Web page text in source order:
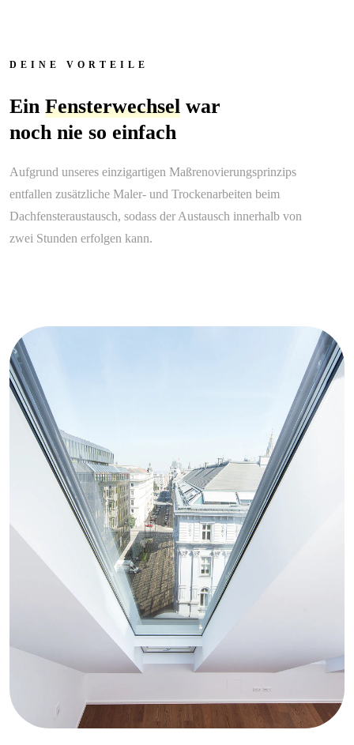
DEINE VORTEILE
Ein Fensterwechsel war
noch nie so einfach
Aufgrund unseres einzigartigen Maßrenovierungsprinzips
entfallen zusätzliche Maler- und Trockenarbeiten beim
Dachfensteraustausch, sodass der Austausch innerhalb von
zwei Stunden erfolgen kann.